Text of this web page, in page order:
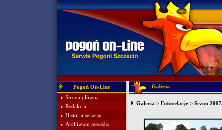
Pogoń On-Line
Strona główna
Redakcja
Historia serwisu
Archiwum newsów
Galeria
Galeria > Fotorelacje > Sezon